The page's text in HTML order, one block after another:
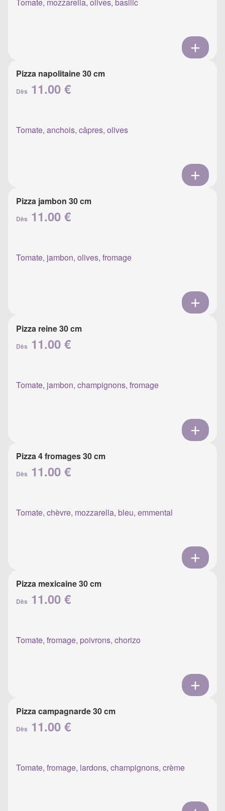
Tomate, mozzarella, olives, basilic
Pizza napolitaine 30 cm
Dès 11.00 €
Tomate, anchois, câpres, olives
Pizza jambon 30 cm
Dès 11.00 €
Tomate, jambon, olives, fromage
Pizza reine 30 cm
Dès 11.00 €
Tomate, jambon, champignons, fromage
Pizza 4 fromages 30 cm
Dès 11.00 €
Tomate, chèvre, mozzarella, bleu, emmental
Pizza mexicaine 30 cm
Dès 11.00 €
Tomate, fromage, poivrons, chorizo
Pizza campagnarde 30 cm
Dès 11.00 €
Tomate, fromage, lardons, champignons, crème